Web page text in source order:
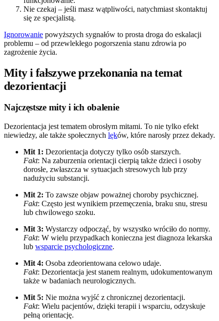
Nie czekaj – jeśli masz wątpliwości, natychmiast skontaktuj
się ze specjalistą.
Ignorowanie powyższych sygnałów to prosta droga do eskalacji
problemu – od przewlekłego pogorszenia stanu zdrowia po
zagrożenie życia.
Mity i fałszywe przekonania na temat
dezorientacji
Najczęstsze mity i ich obalenie
Dezorientacja jest tematem obrosłym mitami. To nie tylko efekt
niewiedzy, ale także społecznych lęków, które narosły przez dekady.
Mit 1: Dezorientacja dotyczy tylko osób starszych.
Fakt: Na zaburzenia orientacji cierpią także dzieci i osoby
dorosłe, zwłaszcza w sytuacjach stresowych lub przy
nadużyciu substancji.
Mit 2: To zawsze objaw poważnej choroby psychicznej.
Fakt: Często jest wynikiem przemęczenia, braku snu, stresu
lub chwilowego szoku.
Mit 3: Wystarczy odpocząć, by wszystko wróciło do normy.
Fakt: W wielu przypadkach konieczna jest diagnoza lekarska
lub wsparcie psychologiczne.
Mit 4: Osoba zdeorientowana celowo udaje.
Fakt: Dezorientacja jest stanem realnym, udokumentowanym
także w badaniach neurologicznych.
Mit 5: Nie można wyjść z chronicznej dezorientacji.
Fakt: Wielu pacjentów, dzięki terapii i wsparciu, odzyskuje
pełną orientację.